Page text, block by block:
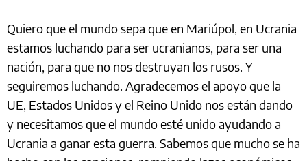
Quiero que el mundo sepa que en Mariúpol, en Ucrania
estamos luchando para ser ucranianos, para ser una
nación, para que no nos destruyan los rusos. Y
seguiremos luchando. Agradecemos el apoyo que la
UE, Estados Unidos y el Reino Unido nos están dando
y necesitamos que el mundo esté unido ayudando a
Ucrania a ganar esta guerra. Sabemos que mucho se ha